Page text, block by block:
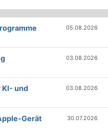
05.08.2026
03.08.2026
KI- und
03.08.2026
Gerät
30.07.2026